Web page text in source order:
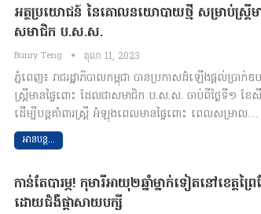
អត្ថប្រយោជន៍ នៃគោលនយោបាយថ្មី សម្រាប់ស្រ្តីម
សមាជិក ប.ស.ស.
Bunry Teng តុលា 11, 2023
ភ្នំពេញ៖ រាជរដ្ឋាភិបាលកម្ពុជា បានប្រកាសដំឡើងផ្តល់ប្រាក់ឧប
ស្ត្រីមានផ្ទៃពោះ ដែលជាសមាជិក ប.ស.ស. ចាប់ពីថ្ងៃទី១ ខ
ដើម្បីបន្តគាំពារស្រ្តី អំឡុងពេលមានផ្ទៃពោះ ពេលសម្រាល…
អានបន្ត...
កាន់តែបារម្ភ! កុមារីអាយុ២ឆ្នាំម្នាក់ទៀតនៅខេត្តព្រ
ដោយជំងឺផ្តាសាយបក្សី